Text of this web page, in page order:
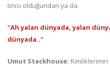
tınısı olduğundan ya da.
"Ah yalan dünyada, yalan
dünyada.."
Umut Stackhouse: